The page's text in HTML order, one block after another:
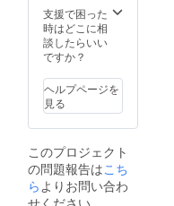
す。 ※
本プラ
ンは、
絵本
『門前
のパン
ん』の
舞台で
ある黒
島を実
際に訪
れてい
SUPや
BBQな
どの体
験プロ
の料金
の一部
に充て
ること
ます。
※宿泊や
体験の
詳細・
体・事
業者
（例：
暴力団
者・風
俗営業
等を主
たる事
る法人
など）
からの
お申し
支援で困った
時はどこに相
談したらいい
ですか？
ヘルプページを
見る
このプロジェクト
の問題報告はこち
ら よりお問い合わ
せください